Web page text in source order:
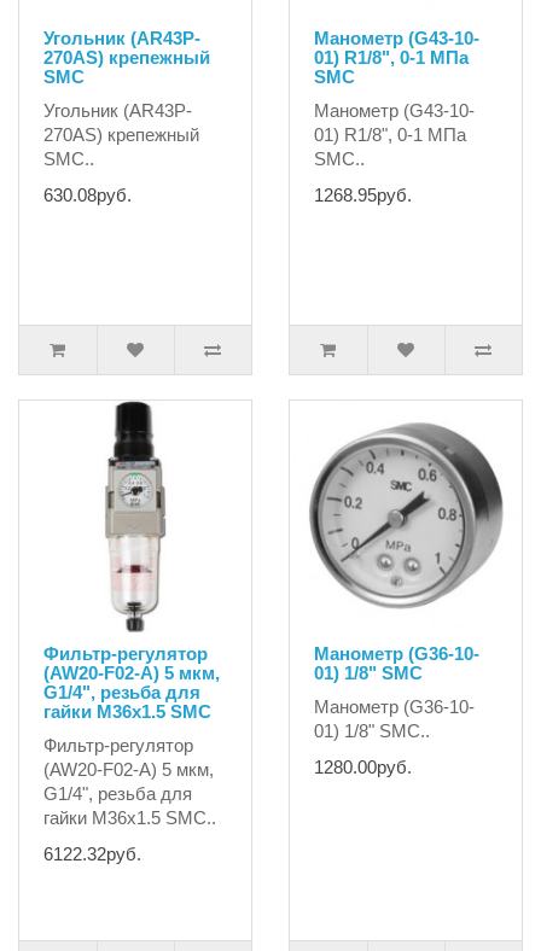
Угольник (AR43P-
270AS) крепежный
SMC
Угольник (AR43P-
270AS) крепежный
SMC..
630.08руб.
Манометр (G43-10-
01) R1/8", 0-1 MПа
SMC
Манометр (G43-10-
01) R1/8", 0-1 MПа
SMC..
1268.95руб.
Фильтр-регулятор
(AW20-F02-A) 5 мкм,
G1/4", резьба для
гайки M36x1.5 SMC
Фильтр-регулятор
(AW20-F02-A) 5 мкм,
G1/4", резьба для
гайки M36x1.5 SMC..
6122.32руб.
Манометр (G36-10-
01) 1/8" SMC
Манометр (G36-10-
01) 1/8" SMC..
1280.00руб.